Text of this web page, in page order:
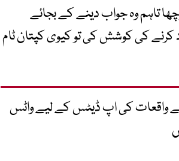
تاہم وہ جواب دینے کے بجائے
کی کوشش کی تو کیوی کپتان ٹام
واقعات کی اپ ڈیٹس کے لیے واٹس